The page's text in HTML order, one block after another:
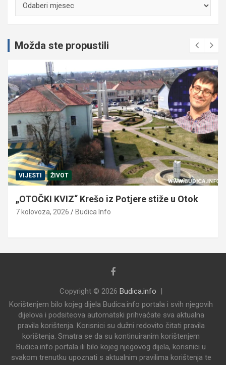
Možda ste propustili
VIJESTI ŽIVOT
„OTOČKI KVIZ“ Krešo iz Potjere stiže u Otok
7 kolovoza, 2026 Budica Info
Copyright © 2026 Budica.info
Korištenjem bilo kojeg dijela Budica.info portala i svih njegovih
dijelova i podsiteova automatski prihvaćate sva aktualna
pravila korištenja. Korisnici su dužni redovito čitati pravila
korištenja. Smatra se da su kontinuiranim korištenjem
Budica.info portala ili bilo kojeg njegovog dijela, korisnici u
svakom trenutku upoznati s aktualnim pravilima korištenja te